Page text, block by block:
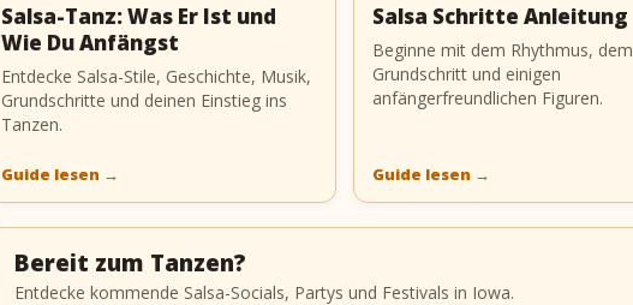
Salsa-Tanz: Was Er Ist und
Wie Du Anfängst
Entdecke Salsa-Stile, Geschichte, Musik,
Grundschritte und deinen Einstieg ins
Tanzen.
Guide lesen →
Salsa Schritte Anleitung
Beginne mit dem Rhythmus, dem
Grundschritt und einigen
anfängerfreundlichen Figuren.
Guide lesen →
Bereit zum Tanzen?
Entdecke kommende Salsa-Socials, Partys und Festivals in Iowa.